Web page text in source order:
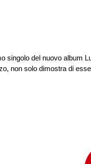
singolo del nuovo album
non solo dimostra di